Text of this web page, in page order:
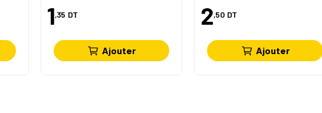
1,35 DT
Ajouter
2,50 DT
Ajouter